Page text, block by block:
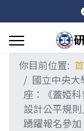
你目前位置:
國立中央
座：《蓋婭
設計公平規
踴躍報名參加